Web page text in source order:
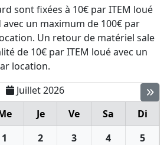
sont fixées à 10€ par ITEM loué
un maximum de 100€ par
Un retour de matériel sale
de 10€ par ITEM loué avec un
location.
Juillet 2026
Je Ve Sa
Di
1 2 3 4
5